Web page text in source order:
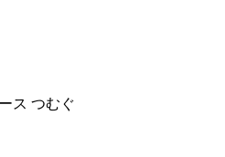
ス つむぐ